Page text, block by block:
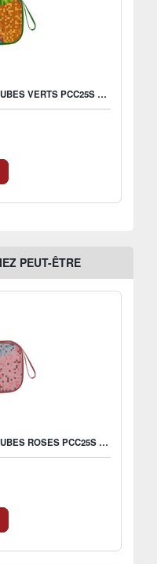
EGOGEAR - ÉTUI DE PROTECTION CUBES VERTS PCC25S POUR NINTENDO SWITCH 2
PEUT-ÊTRE
EGOGEAR - ÉTUI DE PROTECTION CUBES ROSES PCC25S POUR NINTENDO SWITCH 2